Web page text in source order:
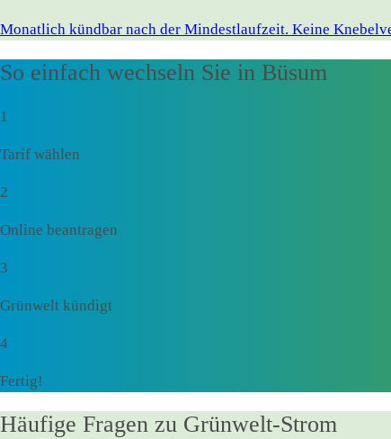
Monatlich kündbar nach der Mindestlaufzeit. Keine
So einfach wechseln Sie in Büsum
1
Tarif wählen
2
Online beantragen
3
Grünwelt kündigt
4
Fertig!
Häufige Fragen zu Grünwelt-Strom